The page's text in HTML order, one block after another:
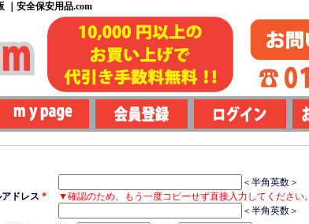
｜安全保安用品.com
ドレス *
＜半角英数＞
▼確認のため、もう一度コピーせず直接入力してください。
＜半角英数＞